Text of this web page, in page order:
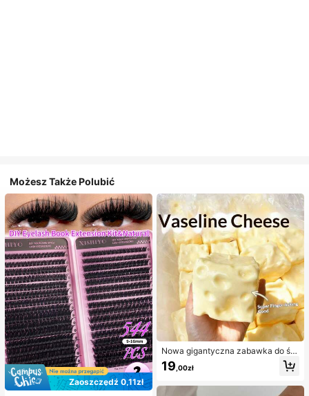
Możesz Także Polubić
Zaoszczędź 0,11zł
Nowa gigantyczna zabawka do ści
skania w kształcie sera z nadzienie
m, kwadratowa piłka serowa do ści
a, powolne odbijanie, obudowa z T
19 ,00zł